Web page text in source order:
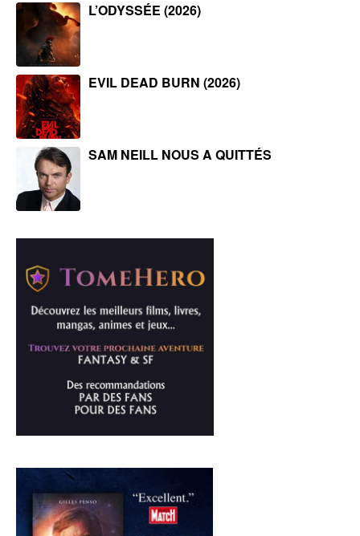
L’ODYSSÉE (2026)
EVIL DEAD BURN (2026)
SAM NEILL NOUS A QUITTÉS